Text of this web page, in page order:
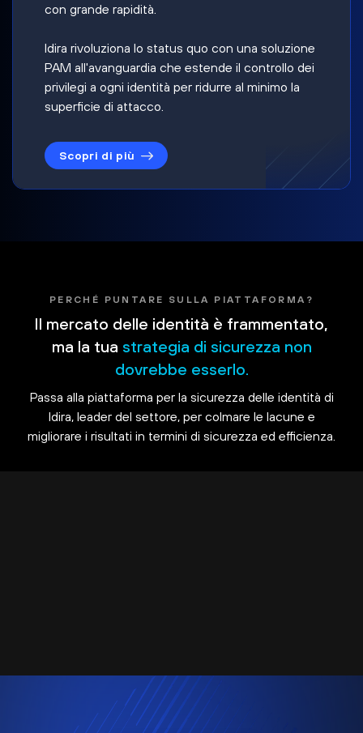
con grande rapidità.
Idira rivoluziona lo status quo con una soluzione
PAM all'avanguardia che estende il controllo dei
privilegi a ogni identità per ridurre al minimo la
superficie di attacco.
Scopri di più
PERCHÉ PUNTARE SULLA PIATTAFORMA?
Il mercato delle identità è frammentato,
ma la tua strategia di sicurezza non
dovrebbe esserlo.
Passa alla piattaforma per la sicurezza delle identità di
Idira, leader del settore, per colmare le lacune e
migliorare i risultati in termini di sicurezza ed efficienza.